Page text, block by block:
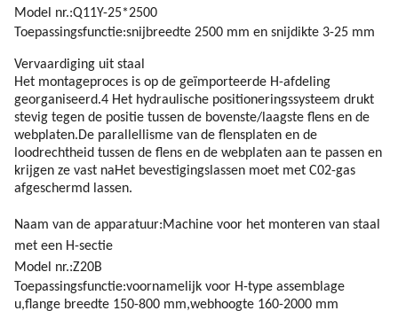
Model nr.:Q11Y-25*2500
Toepassingsfunctie:snijbreedte 2500 mm en snijdikte 3-25 mm
Vervaardiging uit staal
Het montageproces is op de geïmporteerde H-afdeling
georganiseerd.4 Het hydraulische positioneringssysteem drukt
stevig tegen de positie tussen de bovenste/laagste flens en de
webplaten.De parallellisme van de flensplaten en de
loodrechtheid tussen de flens en de webplaten aan te passen en
krijgen ze vast naHet bevestigingslassen moet met C02-gas
afgeschermd lassen.
Naam van de apparatuur:Machine voor het monteren van staal
met een H-sectie
Model nr.:Z20B
Toepassingsfunctie:voornamelijk voor H-type assemblage
u,flange breedte 150-800 mm,webhoogte 160-2000 mm